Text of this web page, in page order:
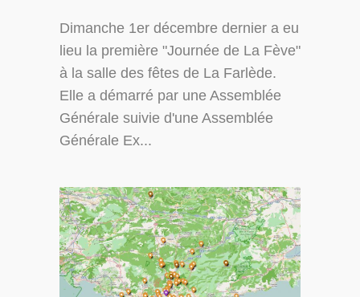
Dimanche 1er décembre dernier a eu
lieu la première "Journée de La Fève"
à la salle des fêtes de La Farlède.
Elle a démarré par une Assemblée
Générale suivie d'une Assemblée
Générale Ex...